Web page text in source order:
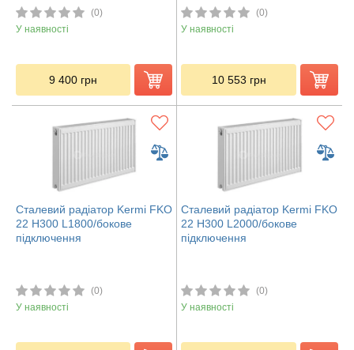
(0)
У наявності
9 400 грн
(0)
У наявності
10 553 грн
Сталевий радіатор Kermi FKO
22 H300 L1800/бокове
підключення
(0)
У наявності
Сталевий радіатор Kermi FKO
22 H300 L2000/бокове
підключення
(0)
У наявності